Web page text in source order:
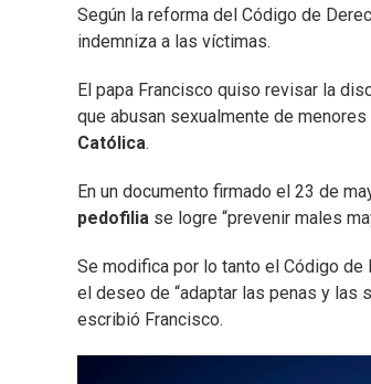
Según la reforma del Código de
indemniza a las víctimas.
El papa Francisco quiso revisar la
que abusan sexualmente de
Católica.
En un documento firmado el 23 de
pedofilia se logre “prevenir males
Se modifica por lo tanto el Código de
el deseo de “adaptar las penas y las
escribió Francisco.